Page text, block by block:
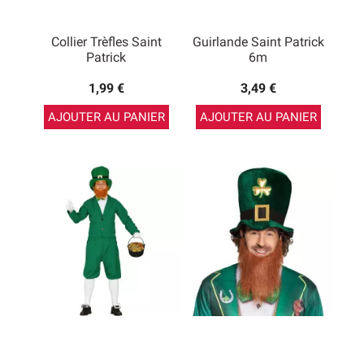
Collier Trèfles Saint
Patrick
1,99 €
AJOUTER AU PANIER
Guirlande Saint Patrick
6m
3,49 €
AJOUTER AU PANIER